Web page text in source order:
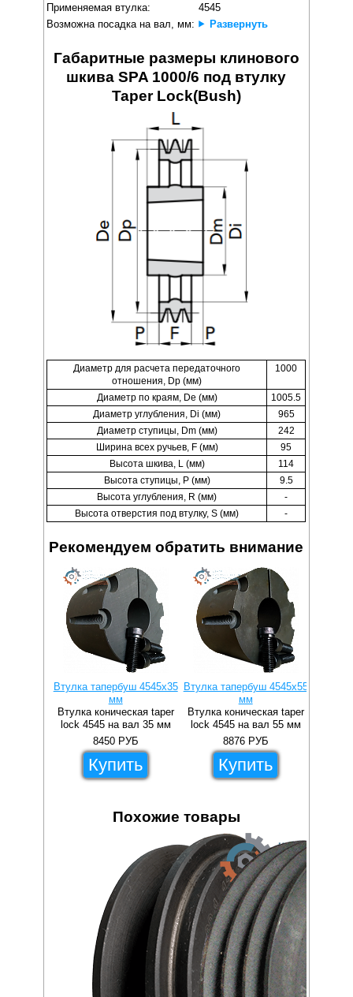
Применяемая втулка:
4545
Возможна посадка на вал, мм:
Развернуть
Габаритные размеры клинового
шкива SPA 1000/6 под втулку
Taper Lock(Bush)
Диаметр для расчета передаточного
отношения, Dp (мм)
1000
Диаметр по краям, De (мм)
1005.5
Диаметр углубления, Di (мм)
965
Диаметр ступицы, Dm (мм)
242
Ширина всех ручьев, F (мм)
95
Высота шкива, L (мм)
114
Высота ступицы, P (мм)
9.5
Высота углубления, R (мм)
-
Высота отверстия под втулку, S (мм)
-
Рекомендуем обратить внимание
Втулка тапербуш 4545x35
мм
Втулка коническая taper
lock 4545 на вал 35 мм
8450 РУБ
Купить
Втулка тапербуш 4545x55
мм
Втулка коническая taper
lock 4545 на вал 55 мм
8876 РУБ
Купить
Похожие товары